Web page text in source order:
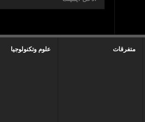
متفرقات علوم وتكنولوجيا